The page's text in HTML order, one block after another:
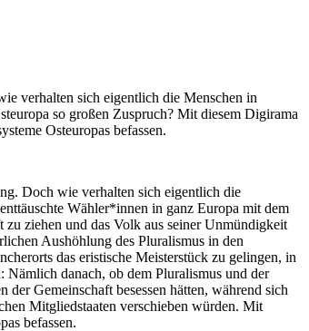
verhalten sich eigentlich die Menschen in
so großen Zuspruch? Mit diesem Digirama
Osteuropas befassen.
Doch wie verhalten sich eigentlich die
Wähler*innen in ganz Europa mit dem
ziehen und das Volk aus seiner Unmündigkeit
Aushöhlung des Pluralismus in den
das eristische Meisterstück zu gelingen, in
danach, ob dem Pluralismus und der
Gemeinschaft besessen hätten, während sich
Mitgliedstaaten verschieben würden. Mit
befassen.